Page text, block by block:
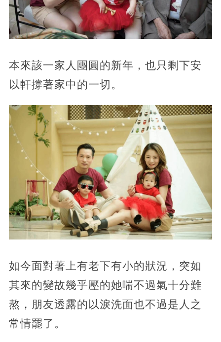
本來該一家人團圓的新年，也只剩下安
以軒撐著家中的一切。
如今面對著上有老下有小的狀況，突如
其來的變故幾乎壓的她喘不過氣十分難
熬，朋友透露的以淚洗面也不過是人之
常情罷了。